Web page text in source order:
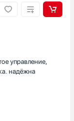
управление,
надёжна